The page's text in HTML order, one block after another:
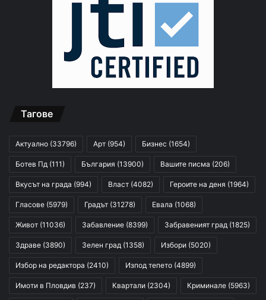
Тагове
Актуално (33796) Арт (954) Бизнес (1654)
Ботев Пд (111) България (13900) Вашите писма (206)
Вкусът на града (994) Власт (4082) Героите на деня (1964)
Гласове (5979) Градът (31278) Евала (1068)
Живот (11036) Забавление (8399) Забравеният град (1825)
Здраве (3890) Зелен град (1358) Избори (5020)
Избор на редактора (2410) Изпод тепето (4899)
Имоти в Пловдив (237) Квартали (2304) Криминале (5963)